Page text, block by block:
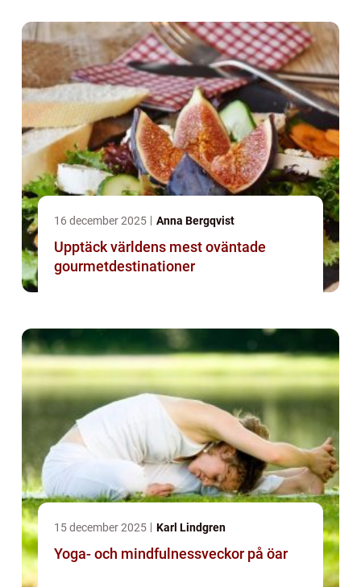
16 december 2025 Anna Bergqvist
Upptäck världens mest oväntade
gourmetdestinationer
15 december 2025 Karl Lindgren
Yoga- och mindfulnessveckor på öar